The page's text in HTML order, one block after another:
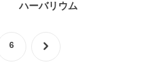
ハーバリウム
6